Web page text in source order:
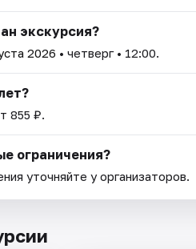
экскурсия?
2026 • четверг • 12:00.
855 ₽.
ограничения?
уточняйте у организаторов.